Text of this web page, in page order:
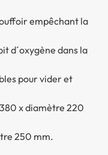
empêchant la
d´oxygène dans la
pour vider et
x diamètre 220
250 mm.